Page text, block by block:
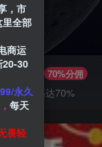
广赚钱 70%分佣
广返佣高达70%
，市
全部
商运
20-30
永久
每天
畏轻